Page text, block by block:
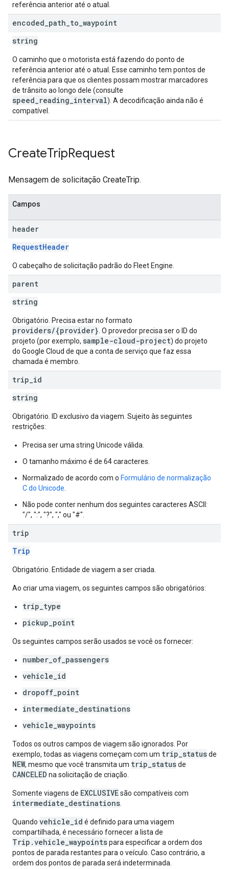
referência anterior até o atual.
encoded path to waypoint
string
O caminho que o motorista está fazendo do ponto de
referência anterior até o atual. Esse caminho tem pontos de
referência para que os clientes possam mostrar marcadores
de trânsito ao longo dele (consulte
speed_reading_interval). A decodificação ainda não é
compatível.
CreateTripRequest
Mensagem de solicitação CreateTrip.
Campos
header
RequestHeader
O cabeçalho de solicitação padrão do Fleet Engine.
parent
string
Obrigatório. Precisa estar no formato
providers/{provider} . O provedor precisa ser o ID do
projeto (por exemplo, sample-cloud-project) do projeto
do Google Cloud de que a conta de serviço que faz essa
chamada é membro.
trip id
string
Obrigatório. ID exclusivo da viagem. Sujeito às seguintes
restrições:
Precisa ser uma string Unicode válida.
O tamanho máximo é de 64 caracteres.
Normalizado de acordo com o Formulário de normalização
C do Unicode
Não pode conter nenhum dos seguintes caracteres ASCII:
"/", ":", "?", "," ou "#".
trip
Trip
Obrigatório. Entidade de viagem a ser criada.
Ao criar uma viagem, os seguintes campos são obrigatórios:
trip_type
pickup_point
Os seguintes campos serão usados se você os fornecer:
number_of_passengers
vehicle_id
dropoff_point
intermediate_destinations
vehicle_waypoints
Todos os outros campos de viagem são ignorados. Por
exemplo, todas as viagens começam com um trip_statusde
NEW, mesmo que você transmita um trip_statusde
CANCELED na solicitação de criação.
Somente viagens de EXCLUSIVEsão compatíveis com
intermediate_destinations
Quando vehicle_id é definido para uma viagem
compartilhada, é necessário fornecer a lista de
Trip.vehicle_waypointspara especificar a ordem dos
pontos de parada restantes para o veículo. Caso contrário, a
ordem dos pontos de parada será indeterminada.